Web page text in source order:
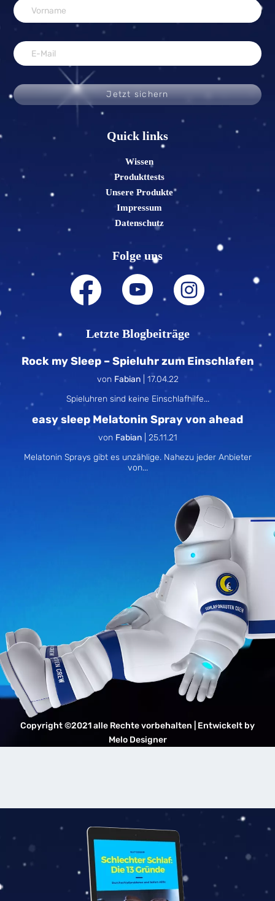
Jetzt sichern
Quick links
Wissen
Produkttests
Unsere Produkte
Impressum
Datenschutz
Folge uns
Letzte Blogbeiträge
Rock my Sleep – Spieluhr zum Einschlafen
von Fabian| 17.04.22
Spieluhren sind keine Einschlafhilfe...
easy sleep Melatonin Spray von ahead
von Fabian| 25.11.21
Melatonin Sprays gibt es unzählige. Nahezu jeder Anbieter
von...
Copyright ©2021 alle Rechte vorbehalten | Entwickelt by
Melo Designer